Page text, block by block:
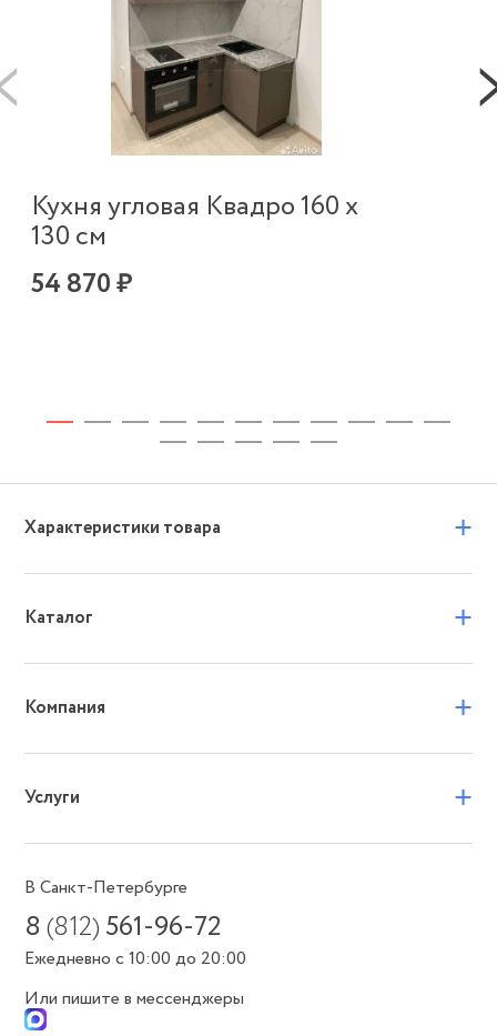
Кухня угловая Квадро 160 х
130 см
54 870 ₽
Характеристики товара +
Каталог +
Компания +
Услуги +
В Санкт-Петербурге
8(812) 561-96-72
Ежедневно с 10:00 до 20:00
Или пишите в мессенджеры